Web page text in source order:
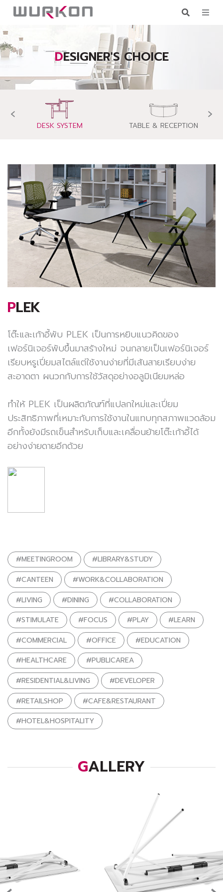
DESIGNER'S CHOICE
DESK SYSTEM TABLE & RECEPTION
‹ ›
PLEK
โต๊ะและเก้าอี้พับ PLEK เป็นการหยิบแนวคิดของ
เฟอร์นิเจอร์พับขึ้นมาสร้างใหม่ จนกลายเป็นเฟอร์นิเจอร์
เรียบหรูเปี่ยมสไตล์แต่ใช้งานง่ายที่มีเส้นสายเรียบง่าย
สะอาดตา ผนวกกับการใช้วัสดุอย่างอลูมิเนียมหล่อ
ทำให้ PLEK เป็นผลิตภัณฑ์ที่แปลกใหม่และเปี่ยม
ประสิทธิภาพที่เหมาะกับการใช้งานในแทบทุกสภาพแวดล้อม
อีกทั้งยังมีรถเข็นสำหรับเก็บและเคลื่อนย้ายโต๊ะเก้าอี้ได้
อย่างง่ายดายอีกด้วย
#MEETINGROOM
#LIBRARY&STUDY
#CANTEEN
#WORK&COLLABORATION
#LIVING
#DINING
#COLLABORATION
#STIMULATE
#FOCUS #PLAY
#LEARN
#COMMERCIAL
#OFFICE
#EDUCATION
#HEALTHCARE
#PUBLICAREA
#RESIDENTIAL&LIVING
#DEVELOPER
#RETAILSHOP
#CAFE&RESTAURANT
#HOTEL&HOSPITALITY
GALLERY